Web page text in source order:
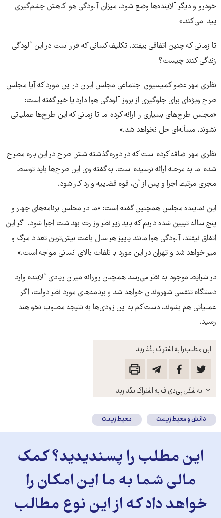
این مطلب را به اشتراک بگذارید
باز
کنید
به شکل پی‌دی‌اف به اشتراک بگذارید
خودرو و دیگر آلاینده‌ها وضع شود، میزان آلودگی هوا کاهش چشم‌گیری
پیدا می‌کند.»
تا زمانی که چنین اتفاقی بیفتد، تکلیف کسانی که قرار است در این آلودگی
زندگی کنند چیست؟
نظری مهر عضو کمیسیون اجتماعی مجلس ایران در این مورد ﮐﻪ آﯾﺎ ﻣﺠﻠﺲ
ﻃﺮح وﯾﮋه‌ای ﺑﺮای ﺟﻠﻮﮔﯿﺮی از ﺑﺮوز آﻟﻮدﮔﯽ هوا دارد یا خیر گفته است:
«ﻣﺠﻠﺲ ﻃﺮح‌های ﺑﺴﯿﺎری را اراﺋﻪ ﮐﺮده اﻣﺎ ﺗﺎ زﻣﺎﻧﯽ ﮐﻪ اﯾﻦ ﻃﺮح‌ها ﻋﻤﻠﯿﺎﺗﯽ
ﻧﺸﻮند، مسأله‌ای ﺣﻞ ﻧﺨﻮاﻫﺪ ﺷﺪ.»
نظری مهر اضافه کرده است که در دوره ﮔﺬﺷﺘﻪ شش ﻃﺮح در اﯾﻦ ﺑﺎره مطرح
شده اﻣﺎ ﺑﻪ ﻣﺮﺣﻠﻪ اراﺋﻪ ﻧﺮﺳﯿﺪه است. به گفته وی این طرح‌ها باید ﺗﻮﺳﻂ
ﻣﺠﺮی ﻣﺮﺗﺒﻂ اﺟﺮا و ﭘﺲ از آن، ﻗﻮه ﻗﻀﺎﯾﯿﻪ وارد ﮐﺎر ﺷﻮد.
این نماینده مجلس همچنین گفته است: «ﻣﺎ در ﻣﺠﻠﺲ برنامه‌ﻫﺎی چهار و
پنج ﺳﺎﻟﻪ ﺗﺒﯿﯿﻦ ﺷﺪه دارﯾﻢ ﮐﻪ ﺑﺎﯾﺪ زﯾﺮ ﻧﻈﺮ وزارت ﺑﻬﺪاﺷﺖ اﺟﺮا ﺷﻮد. اگر این
اتفاق نیفتد، آﻟﻮدﮔﯽ ﻫﻮا مانند ﭘﺎﯾﯿﺰ ﻫﺮ ﺳﺎل باعث بیش‌ترین ﺗﻌﺪاد ﻣﺮگ و
ﻣﯿﺮ خواهد شد و ﺗﻬﺮان در اﯾﻦ مورد ﺑﺎ ﺗﻠﻔﺎت ﺑﺎﻻی اﻧﺴﺎﻧﯽ ﻣﻮاﺟﻪ اﺳﺖ.»
در شرایط موجود به نظر می‌رسد همچنان روزانه میزان زیادی آلاینده وارد
دستگاه تنفسی شهروندان خواهد شد و برنامه‌های مورد نظر دولت، اگر
عملیاتی هم بشوند، دست‌کم به این زودی‌ها به نتیجه مطلوب نخواهند
رسید.
دانش و محیط زیست محیط زیست
این مطلب را پسندیدید؟ کمک
مالی شما به ما این امکان را
خواهد داد که از این نوع مطالب